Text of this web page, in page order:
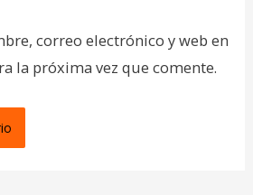
correo electrónico y web en
la próxima vez que comente.